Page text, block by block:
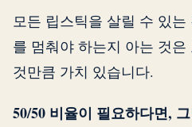
모든 립스틱을 살릴 수 있
를 멈춰야 하는지 아는 것
것만큼 가치 있습니다.
50/50 비율이 필요하다면,